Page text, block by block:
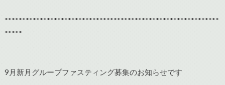
*************************************************************
*****
9月新月グループファスティング募集のお知らせです